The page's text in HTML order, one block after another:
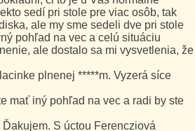
sedí pri stole pre viac osôb, tak
ale my sme sedeli dve pri stole
pohľad na vec a celú situáciu
ale dostalo sa mi vysvetlenia, že
plnenej *****m. Vyzerá síce
mať iný pohľad na vec a radi by ste
S úctou Ferencziová